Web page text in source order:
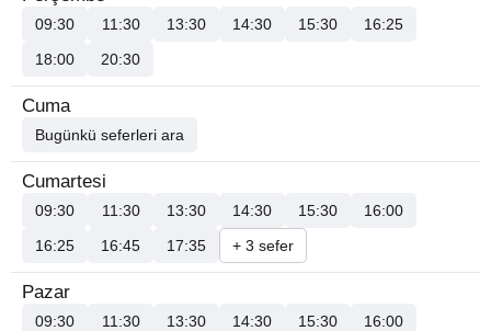
09:30 11:30 13:30 14:30 15:30
16:25
18:00
20:30
Cuma
Bugünkü seferleri ara
Cumartesi
09:30 11:30 13:30 14:30 15:30
16:00
16:25
16:45 17:35 + 3 sefer
Pazar
09:30 11:30 13:30 14:30 15:30
16:00